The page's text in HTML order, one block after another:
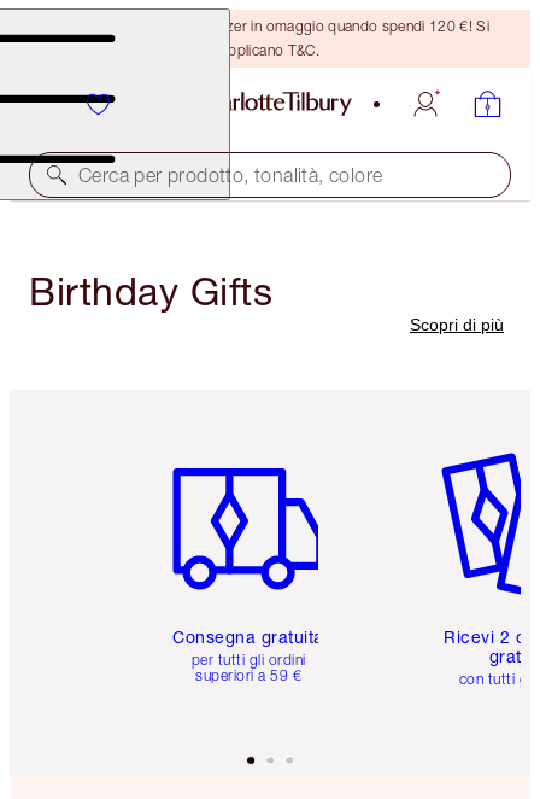
Ricevi un pennello per bronzer in omaggio quando spendi 120 €! Si
applicano T&C.
Cerca per prodotto, tonalità, colore
Birthday Gifts
Scopri di più
Consegna gratuita
per tutti gli ordini
superiori a 59 €
Ricevi 2
con tutti gli